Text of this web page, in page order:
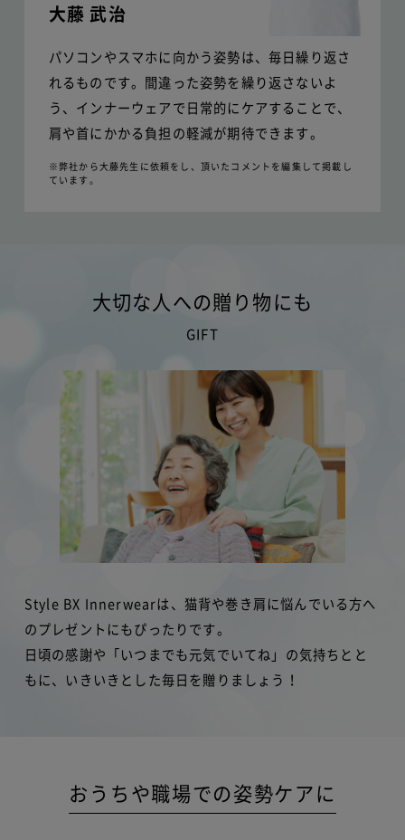
大藤 武治
パソコンやスマホに向かう姿勢は、毎日繰り返さ
れるものです。間違った姿勢を繰り返さないよ
う、インナーウェアで日常的にケアすることで、
肩や首にかかる負担の軽減が期待できます。
※弊社から大藤先生に依頼をし、頂いたコメントを編集して掲載し
ています。
大切な人への贈り物にも
GIFT
Style BX Innerwearは、猫背や巻き肩に悩んでいる方へ
のプレゼントにもぴったりです。
日頃の感謝や「いつまでも元気でいてね」の気持ちとと
もに、いきいきとした毎日を贈りましょう！
おうちや職場での姿勢ケアに